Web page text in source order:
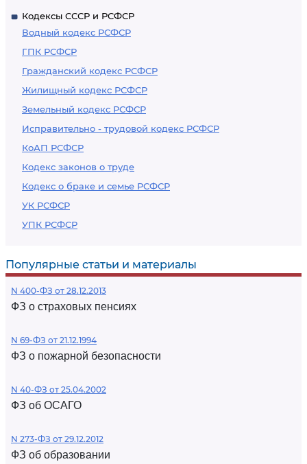
Кодексы СССР и РСФСР
Водный кодекс РСФСР
ГПК РСФСР
Гражданский кодекс РСФСР
Жилищный кодекс РСФСР
Земельный кодекс РСФСР
Исправительно - трудовой кодекс РСФСР
КоАП РСФСР
Кодекс законов о труде
Кодекс о браке и семье РСФСР
УК РСФСР
УПК РСФСР
Популярные статьи и материалы
N 400-ФЗ от 28.12.2013
ФЗ о страховых пенсиях
N 69-ФЗ от 21.12.1994
ФЗ о пожарной безопасности
N 40-ФЗ от 25.04.2002
ФЗ об ОСАГО
N 273-ФЗ от 29.12.2012
ФЗ об образовании